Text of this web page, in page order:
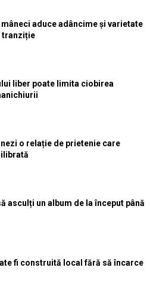
aduce adâncime și varietate
tranziție
liber poate limita ciobirea
o relație de prietenie care
asculți un album de la început până
fi construită local fără să încarce